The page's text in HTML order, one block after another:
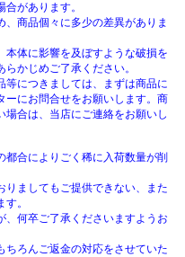
があります。
商品個々に多少の差異がありま
体に影響を及ぼすような破損を
かじめご了承ください。
につきましては、まずは商品に
ーにお問合せをお願いします。商
合は、当店にご連絡をお願いし
合によりごく稀に入荷数量が削
りましてもご提供できない、また
。
、何卒ご了承くださいますようお
ちろんご返金の対応をさせていた